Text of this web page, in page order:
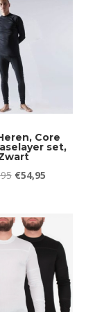
Core
set,
Oorspronkelijke
€69,95.
€54,95Huidige